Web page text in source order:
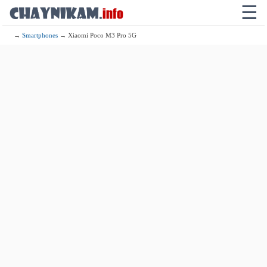
☰
→Smartphones → Xiaomi Poco M3 Pro 5G